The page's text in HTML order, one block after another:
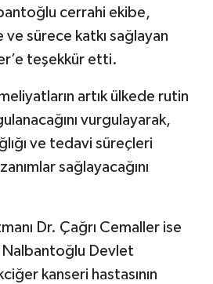
cerrahi ekibe,
sürece katkı sağlayan
teşekkür etti.
artık ülkede rutin
vurgulayarak,
ve tedavi süreçleri
sağlayacağını
Dr. Çağrı Cemaller ise
Nalbantoğlu Devlet
kanseri hastasının